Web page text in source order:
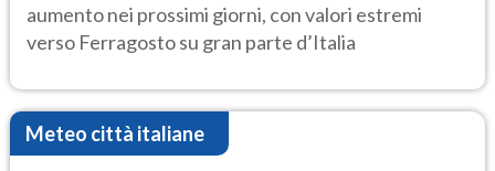
aumento nei prossimi giorni, con valori estremi
verso Ferragosto su gran parte d’Italia
Meteo città italiane